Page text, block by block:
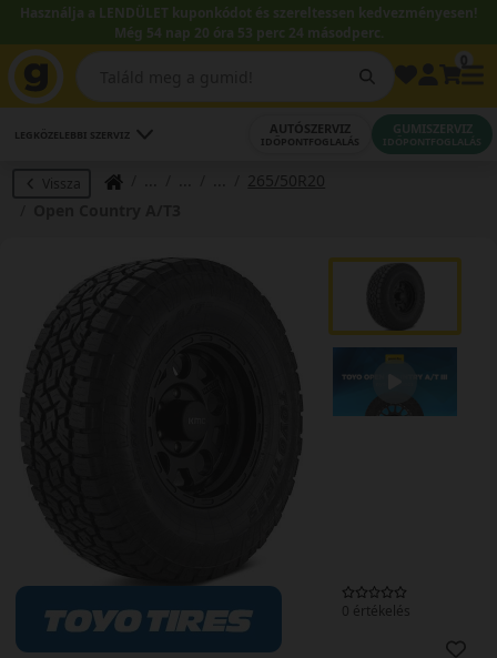
Használja a LENDÜLET kuponkódot és szereltessen kedvezményesen!
Még 54 nap 20 óra 53 perc 24 másodperc.
LEGKÖZELEBBI SZERVIZ AUTÓSZERVIZ
IDŐPONTFOGLALÁS
GUMISZERVIZ
IDŐPONTFOGLALÁS
Vissza
265/50R20
0 értékelés